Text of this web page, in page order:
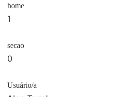
home
1
secao
0
Usuário/a